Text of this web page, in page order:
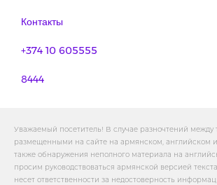
Контакты
+374 10 605555
8444
Уважаемый посетитель! В случае разночтений между
размещенными на сайте на армянском, английском и
также обнаружения неполного материала на
просим руководствоваться армянской версией
несет ответственности за недостоверность